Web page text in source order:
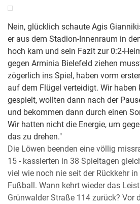
Nein, glücklich schaute Agis
er aus dem Stadion-Innenraum in
hoch kam und sein Fazit zur 0:2-
gegen Arminia Bielefeld ziehen
zögerlich ins Spiel, haben vorm
auf dem Flügel verteidigt. Wir haben
gespielt, wollten dann nach der
und bekommen dann durch einen
Wir hatten nicht die Energie, um
das zu drehen."
Die Löwen beenden eine völlig
15 - kassierten in 38 Spieltagen
viel wie noch nie seit der Rückkehr
Fußball. Wann kehrt wieder das
Grünwalder Straße 114 zurück? Vor